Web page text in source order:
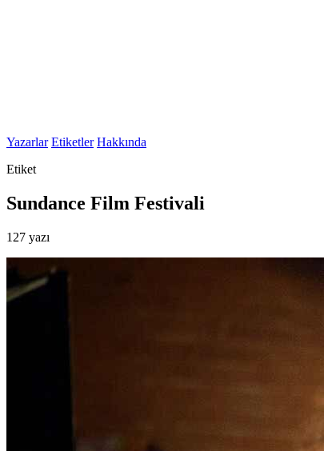
Yazarlar Etiketler Hakkında
Etiket
Sundance Film Festivali
127 yazı